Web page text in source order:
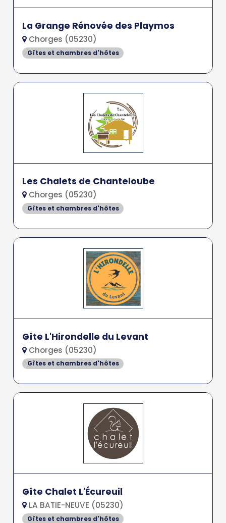
La Grange Rénovée des Playmos
Chorges (05230)
Gîtes et chambres d'hôtes
Les Chalets de Chanteloube
Chorges (05230)
Gîtes et chambres d'hôtes
Gîte L'Hirondelle du Levant
Chorges (05230)
Gîtes et chambres d'hôtes
Gîte Chalet L'Écureuil
LA BATIE-NEUVE (05230)
Gîtes et chambres d'hôtes